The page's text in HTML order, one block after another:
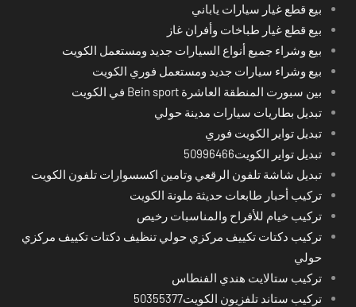
بيع قطع غيار سيارات ياباني
بيع قطع غيار طباخات وأفران غاز
بيع وشراء جميع أنواع السيارات جديد ومستعمل الكويت
بيع وشراء سيارات جديد ومستعمل فوري الكويت
بين سبورت المنطقة العاشرة Bein sport في الكويت
تبديل بطاريات سيارات مدينة حولي
تبديل تواير الكويت فوري
تبديل تواير الكويت50996466
تبديل شاشة تلفون الرقعي وتامين اكسسوارات تلفون الكويت
تركيب أحبار طابعات حديثة ملونة الكويت
تركيب خيام للأفراح والمناسبات رخيص
تركيب دكتات تكييف مركزي حولي تنظيف دكتات تكييف مركزي
حولي
تركيب ستالايت هندي الفنطاس
تركيب ستاند تلفزيون الكويت50355377